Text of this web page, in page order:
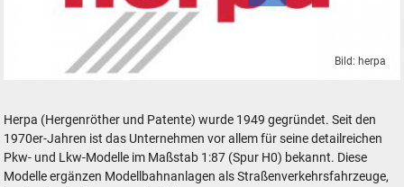
Bild: herpa
Herpa (Hergenröther und Patente) wurde 1949 gegründet. Seit den
1970er-Jahren ist das Unternehmen vor allem für seine detailreichen
Pkw- und Lkw-Modelle im Maßstab 1:87 (Spur H0) bekannt. Diese
Modelle ergänzen Modellbahnanlagen als Straßenverkehrsfahrzeuge,